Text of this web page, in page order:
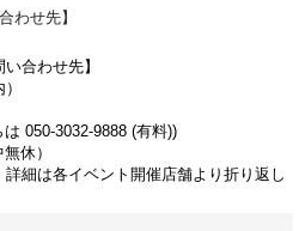
わせ先】
合わせ先】
050-3032-9888 (有料))
休）
細は各イベント開催店舗より折り返し